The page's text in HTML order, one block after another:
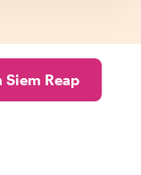
Siem Reap